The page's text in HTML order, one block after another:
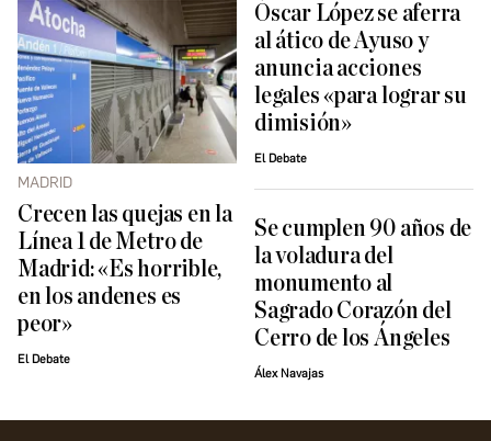
MADRID
Crecen las quejas en la
Línea 1 de Metro de
Madrid: «Es horrible,
en los andenes es
peor»
El Debate
Óscar López se aferra
al ático de Ayuso y
anuncia acciones
legales «para lograr su
dimisión»
El Debate
Se cumplen 90 años de
la voladura del
monumento al
Sagrado Corazón del
Cerro de los Ángeles
Álex Navajas